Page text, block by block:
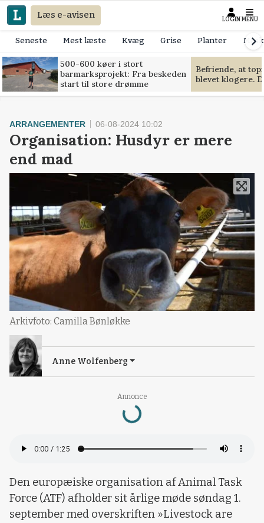
Læs e-avisen LOGIN MENU
Seneste Mest læste Kvæg Grise Planter
500-600 køer i stort
barmarksprojekt: Fra beskeden
start til store drømme
Befriende, at
blevet klogere.
Annonce
Loading...
ARRANGEMENTER 06-08-2024 10:02
Organisation: Husdyr er mere
end mad
Arkivfoto: Camilla Bønløkke
Anne Wolfenberg
Den europæiske organisation af Animal Task
Force (ATF) afholder sit årlige møde søndag 1.
september med overskriften »Livestock are